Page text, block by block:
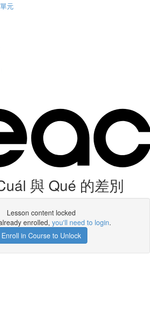
元
與 Qué 的差別
Lesson content locked
enrolled, you'll need to login.
Enroll in Course to Unlock